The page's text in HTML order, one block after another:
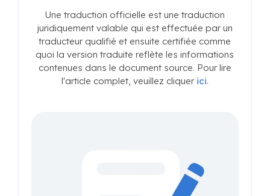
Une traduction officielle est une traduction
juridiquement valable qui est effectuée par un
traducteur qualifié et ensuite certifiée comme
quoi la version traduite reflète les informations
contenues dans le document source. Pour lire
l'article complet, veuillez cliquer ici.